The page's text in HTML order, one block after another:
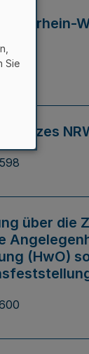
595
598
über die
(HwO)
Sie